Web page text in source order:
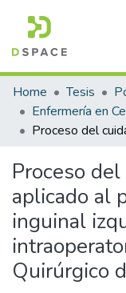
Communities &
All of DSpace
Statistics
Home Tesis
Proceso
aplicado al
inguinal
Quirúrgico